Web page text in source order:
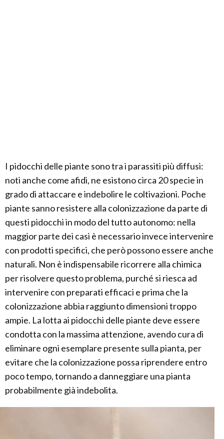
I pidocchi delle piante sono tra i parassiti più diffusi:
noti anche come afidi, ne esistono circa 20 specie in
grado di attaccare e indebolire le coltivazioni. Poche
piante sanno resistere alla colonizzazione da parte di
questi pidocchi in modo del tutto autonomo: nella
maggior parte dei casi è necessario invece intervenire
con prodotti specifici, che però possono essere anche
naturali. Non è indispensabile ricorrere alla chimica
per risolvere questo problema, purché si riesca ad
intervenire con preparati efficaci e prima che la
colonizzazione abbia raggiunto dimensioni troppo
ampie. La lotta ai pidocchi delle piante deve essere
condotta con la massima attenzione, avendo cura di
eliminare ogni esemplare presente sulla pianta, per
evitare che la colonizzazione possa riprendere entro
poco tempo, tornando a danneggiare una pianta
probabilmente già indebolita.